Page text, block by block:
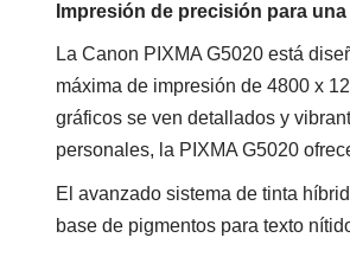
Impresión de precisión para
La Canon PIXMA G5020 está
máxima de impresión de 4800 x
gráficos se ven detallados y
personales, la PIXMA G5020
El avanzado sistema de tinta
base de pigmentos para texto